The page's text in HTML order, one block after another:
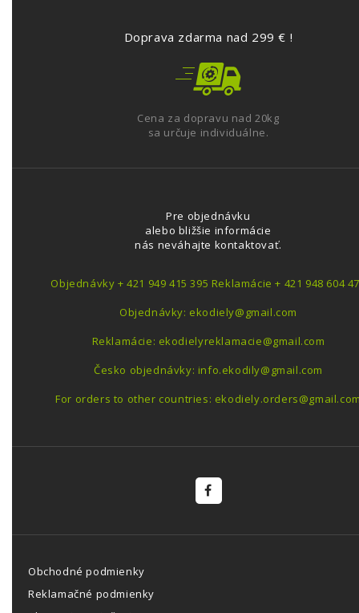
Doprava zdarma nad 299 € !
Cena za dopravu nad 20kg
sa určuje individuálne.
Pre objednávku
alebo bližšie informácie
nás neváhajte kontaktovať.
Objednávky + 421 949 415 395 Reklamácie + 421 948 604
Objednávky: ekodiely@gmail.com
Reklamácie: ekodielyreklamacie@gmail.com
Česko objednávky: info.ekodily@gmail.com
For orders to other countries:
Obchodné podmienky
Reklamačné podmienky